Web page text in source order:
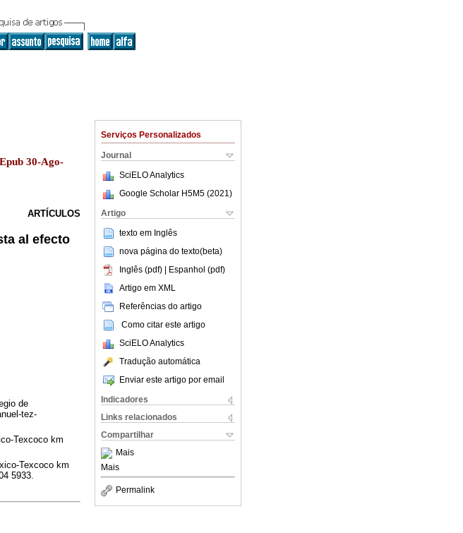
Serviços Personalizados
Journal
SciELO Analytics
Google Scholar H5M5 (2021 )
Artigo
texto em Inglês
nova página do texto(beta)
Inglês (pdf) | Espanhol (pdf)
Artigo em XML
Referências do artigo
Como citar este artigo
SciELO Analytics
Tradução automática
Enviar este artigo por email
Indicadores
Links relacionados
Compartilhar
Mais
Mais
Permalink
30-Ago-
ARTÍCULOS
al efecto
de
tez-
Texcoco km
Texcoco km
5933.